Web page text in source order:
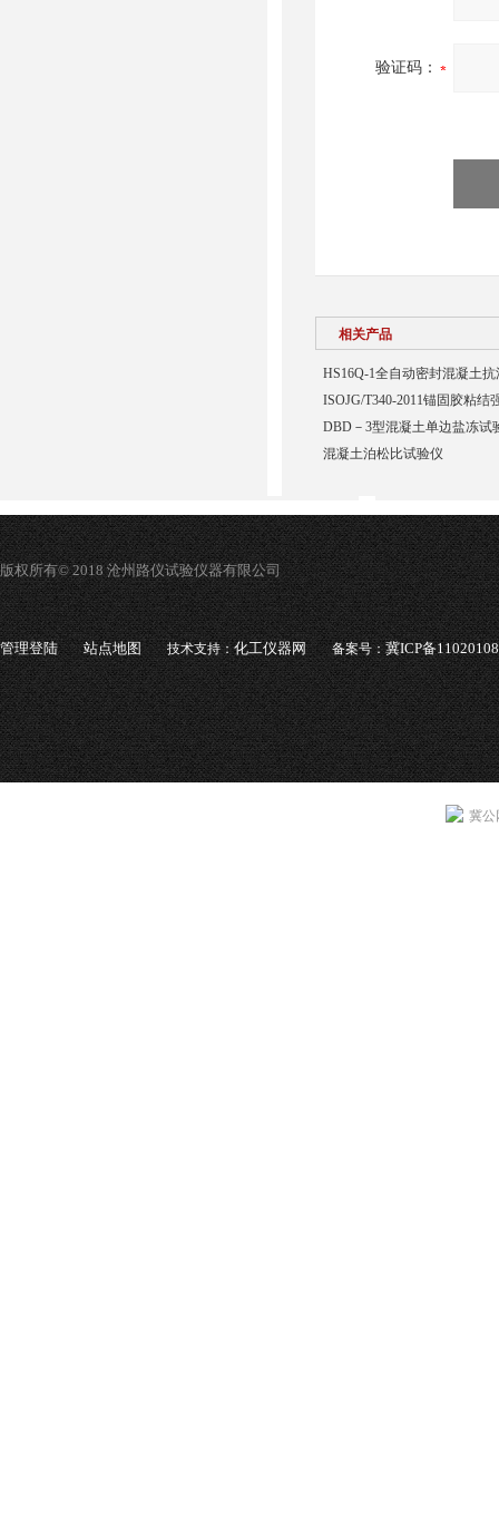
验证码：
相关产品
HS16Q-1全自动密封混凝土抗
ISOJG/T340-2011锚固胶粘结
DBD－3型混凝土单边盐冻试
混凝土泊松比试验仪
版权所有© 2018 沧州路仪试验仪器有限公司
管理登陆 站点地图 技术支持：化工仪器网 备案号：冀ICP备
冀公